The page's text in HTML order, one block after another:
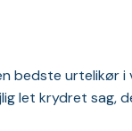
bedste urtelikør i
let krydret sag,